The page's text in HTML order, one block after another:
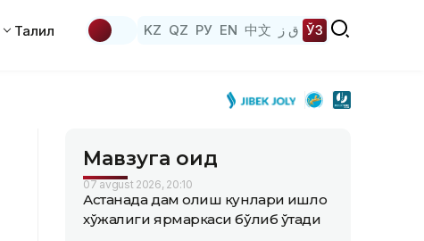
Таҳлил KZ QZ РУ EN 中文 ق ز ЎЗ
Мавзуга оид
07 avgust 2026, 20:10
Астанада дам олиш кунлари қишлоқ
хўжалиги ярмаркаси бўлиб ўтади